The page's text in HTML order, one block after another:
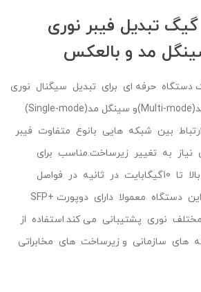
مدیاکانوتور 10 گیگ تبدیل فیبر نوری
مد و بالعکس
10 گیگ یک دستگاه حرفه ای برای تبدیل سیگنال نوری
بین فیبرنوری مالتی مد(Multi-mode)و سینگل مد(Single-mode)
بین شبکه هایی بانوع متفاوت فیبر
نیاز به تغییر زیرساخت.مناسب برای
انتقال داده با سرعت بالا تا 10گیگابایت در ثانیه در فواصل
کوتاه یا طولانی است.این دستگاه معمولا دارای دوپورت +SFP
نوری پشتیبانی می کند.استفاده از
های سازمانی و زیرساخت های مخابراتی